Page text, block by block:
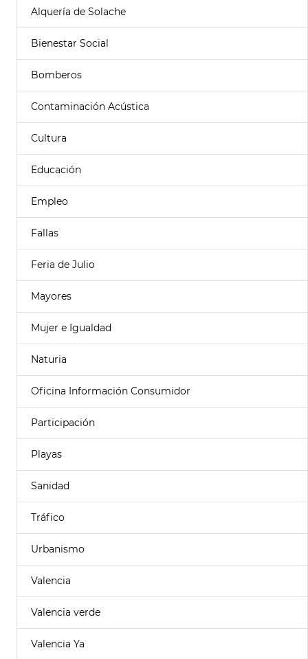
Alquería de Solache
Bienestar Social
Bomberos
Contaminación Acústica
Cultura
Educación
Empleo
Fallas
Feria de Julio
Mayores
Mujer e Igualdad
Naturia
Oficina Información Consumidor
Participación
Playas
Sanidad
Tráfico
Urbanismo
Valencia
Valencia verde
Valencia Ya